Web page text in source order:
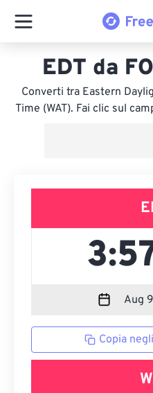
EDT da
Converti tra Eastern
Time (WAT). Fai clic sul
Copia